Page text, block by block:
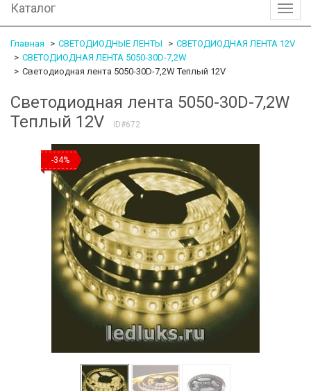
Каталог
Главная СВЕТОДИОДНЫЕ ЛЕНТЫ
СВЕТОДИОДНАЯ ЛЕНТА 12V
СВЕТОДИОДНАЯ ЛЕНТА 5050-30D-7,2W
Светодиодная лента 5050-30D-7,2W Теплый 12V
Светодиодная лента 5050-30D-7,2W
Теплый 12V
ID#672
-34%